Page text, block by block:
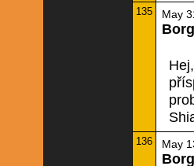
135 May
136 May